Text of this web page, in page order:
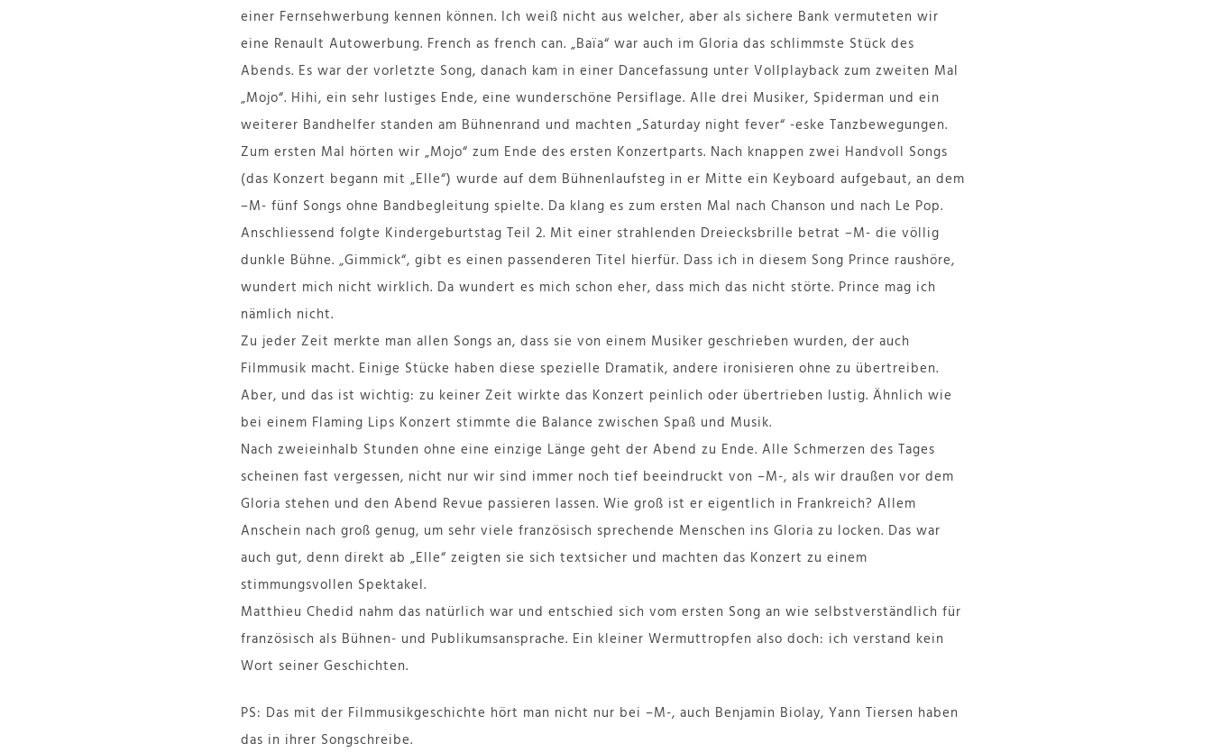
einer Fernsehwerbung kennen können. Ich weiß nicht aus welcher, aber als sichere Bank vermuteten wir
eine Renault Autowerbung. French as french can. „Baïa“ war auch im Gloria das schlimmste Stück des
Abends. Es war der vorletzte Song, danach kam in einer Dancefassung unter Vollplayback zum zweiten Mal
„Mojo“. Hihi, ein sehr lustiges Ende, eine wunderschöne Persiflage. Alle drei Musiker, Spiderman und ein
weiterer Bandhelfer standen am Bühnenrand und machten „Saturday night fever“ -eske Tanzbewegungen.
Zum ersten Mal hörten wir „Mojo“ zum Ende des ersten Konzertparts. Nach knappen zwei Handvoll Songs
(das Konzert begann mit „Elle“) wurde auf dem Bühnenlaufsteg in er Mitte ein Keyboard aufgebaut, an dem
–M- fünf Songs ohne Bandbegleitung spielte. Da klang es zum ersten Mal nach Chanson und nach Le Pop.
Anschliessend folgte Kindergeburtstag Teil 2. Mit einer strahlenden Dreiecksbrille betrat –M- die völlig
dunkle Bühne. „Gimmick“, gibt es einen passenderen Titel hierfür. Dass ich in diesem Song Prince raushöre,
wundert mich nicht wirklich. Da wundert es mich schon eher, dass mich das nicht störte. Prince mag ich
nämlich nicht.
Zu jeder Zeit merkte man allen Songs an, dass sie von einem Musiker geschrieben wurden, der auch
Filmmusik macht. Einige Stücke haben diese spezielle Dramatik, andere ironisieren ohne zu übertreiben.
Aber, und das ist wichtig: zu keiner Zeit wirkte das Konzert peinlich oder übertrieben lustig. Ähnlich wie
bei einem Flaming Lips Konzert stimmte die Balance zwischen Spaß und Musik.
Nach zweieinhalb Stunden ohne eine einzige Länge geht der Abend zu Ende. Alle Schmerzen des Tages
scheinen fast vergessen, nicht nur wir sind immer noch tief beeindruckt von –M-, als wir draußen vor dem
Gloria stehen und den Abend Revue passieren lassen. Wie groß ist er eigentlich in Frankreich? Allem
Anschein nach groß genug, um sehr viele französisch sprechende Menschen ins Gloria zu locken. Das war
auch gut, denn direkt ab „Elle“ zeigten sie sich textsicher und machten das Konzert zu einem
stimmungsvollen Spektakel.
Matthieu Chedid nahm das natürlich war und entschied sich vom ersten Song an wie selbstverständlich für
französisch als Bühnen- und Publikumsansprache. Ein kleiner Wermuttropfen also doch: ich verstand kein
Wort seiner Geschichten.
PS: Das mit der Filmmusikgeschichte hört man nicht nur bei –M-, auch Benjamin Biolay, Yann Tiersen haben
das in ihrer Songschreibe.